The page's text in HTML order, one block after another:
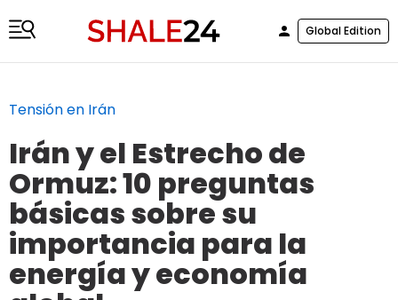
Global Edition
Tensión en Irán
Irán y el Estrecho de
Ormuz: 10 preguntas
básicas sobre su
importancia para la
energía y economía